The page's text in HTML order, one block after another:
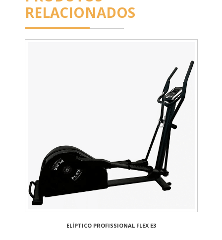
RELACIONADOS
ELÍPTICO PROFISSIONAL FLEX E3